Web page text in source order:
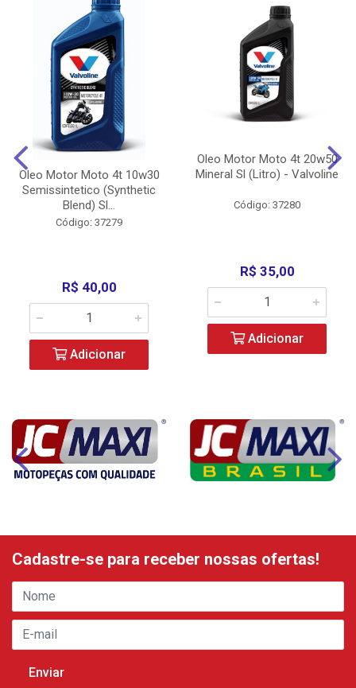
Oleo Motor Moto 4t 10w30
Semissintetico (Synthetic
Blend) Sl...
Código: 37279
R$ 40,00
Adicionar
Oleo Motor Moto 4t 20w50
Mineral Sl (Litro) - Valvoline
Código: 37280
R$ 35,00
Adicionar
Cadastre-se para receber nossas ofertas!